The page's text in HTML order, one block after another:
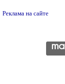
Реклама на сайте